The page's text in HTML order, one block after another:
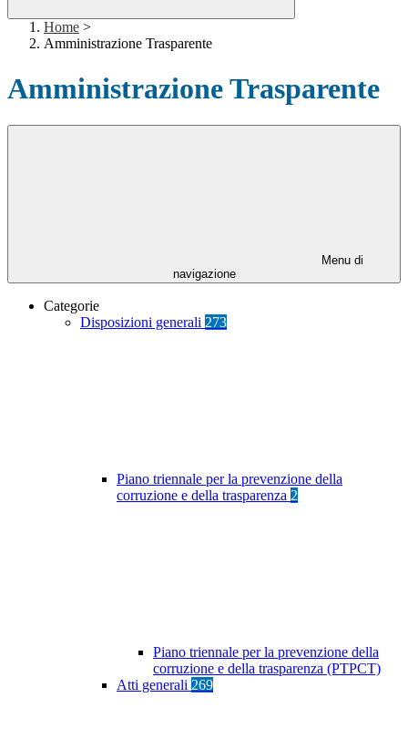
Home >
Amministrazione Trasparente
Amministrazione Trasparente
Menu di
navigazione
Categorie
Disposizioni generali 273
Piano triennale per la prevenzione della
corruzione e della trasparenza 2
Piano triennale per la prevenzione della
corruzione e della trasparenza (PTPCT)
Atti generali 269